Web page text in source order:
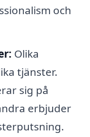
och
Olika
tjänster.
sig på
erbjuder